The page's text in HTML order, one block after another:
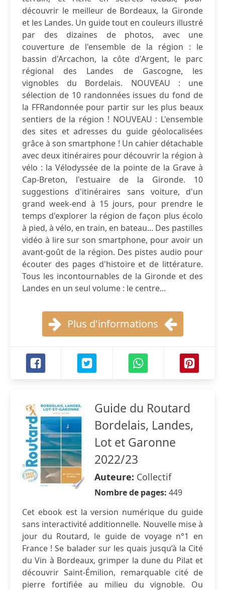
découvrir le meilleur de Bordeaux, la Gironde
et les Landes. Un guide tout en couleurs illustré
par des dizaines de photos, avec une
couverture de l'ensemble de la région : le
bassin d'Arcachon, la côte d'Argent, le parc
régional des Landes de Gascogne, les
vignobles du Bordelais. NOUVEAU : une
sélection de 10 randonnées issues du fond de
la FFRandonnée pour partir sur les plus beaux
sentiers de la région ! NOUVEAU : L'ensemble
des sites et adresses du guide géolocalisées
grâce à son smartphone ! Un cahier détachable
avec deux itinéraires pour découvrir la région à
vélo : la Vélodyssée de la pointe de la Grave à
Cap-Breton, l'estuaire de la Gironde. 10
suggestions d'itinéraires sans voiture, d'un
grand week-end à 15 jours, pour prendre le
temps d'explorer la région de façon plus écolo
à pied, à vélo, en train, en bateau... Des pastilles
vidéo à lire sur son smartphone, pour avoir un
avant-goût de la région. Des pistes audio pour
écouter des pages d'histoire et de littérature.
Tous les incontournables de la Gironde et des
Landes en un seul volume : le centre...
Plus d'informations
Guide du Routard
Bordelais, Landes,
Lot et Garonne
2022/23
Auteure: Collectif
Nombre de pages: 449
Cet ebook est la version numérique du guide
sans interactivité additionnelle. Nouvelle mise à
jour du Routard, le guide de voyage n°1 en
France ! Se balader sur les quais jusqu’à la Cité
du Vin à Bordeaux, grimper la dune du Pilat et
découvrir Saint-Émilion, remarquable cité de
pierre fortifiée au milieu du vignoble. Ou